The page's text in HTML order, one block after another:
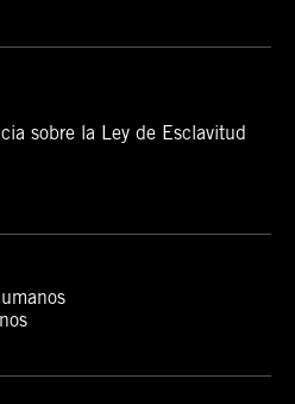
sobre la Ley de Esclavitud